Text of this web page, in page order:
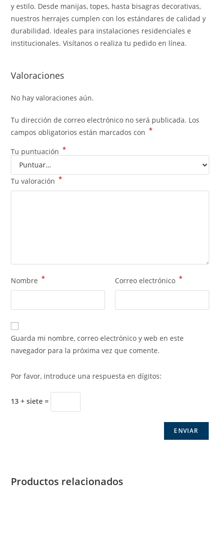
y estilo. Desde manijas, topes, hasta bisagras decorativas,
nuestros herrajes cumplen con los estándares de calidad y
durabilidad. Ideales para instalaciones residenciales e
institucionales. Visítanos o realiza tu pedido en línea.
Valoraciones
No hay valoraciones aún.
Tu dirección de correo electrónico no será publicada. Los
campos obligatorios están marcados con *
Tu puntuación *
Tu valoración *
Nombre * Correo electrónico *
Guarda mi nombre, correo electrónico y web en este
navegador para la próxima vez que comente.
Por favor, introduce una respuesta en dígitos:
13 + siete =
Productos relacionados